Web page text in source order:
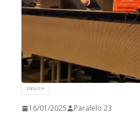
ENGLISH
16/01/2025 Paralelo 23